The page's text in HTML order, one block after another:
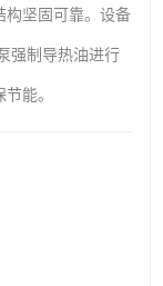
构坚固可靠。设备
强制导热油进行
能。